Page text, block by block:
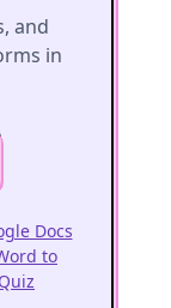
and
in
Docs
to